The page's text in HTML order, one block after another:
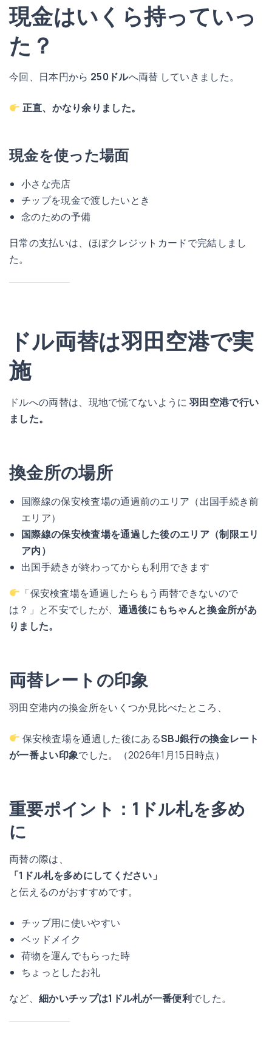
現金はいくら持っていっ
た？
今回、日本円から 250ドルへ両替 していきました。
正直、かなり余りました。
現金を使った場面
小さな売店
チップを現金で渡したいとき
念のための予備
日常の支払いは、ほぼクレジットカードで完結しまし
た。
ドル両替は羽田空港で実
施
ドルへの両替は、現地で慌てないように羽田空港で行い
ました。
換金所の場所
国際線の保安検査場の通過前のエリア（出国手続き前
エリア）
国際線の保安検査場を通過した後のエリア（制限エリ
ア内）
出国手続きが終わってからも利用できます
「保安検査場を通過したらもう両替できないので
は？」と不安でしたが、 通過後にもちゃんと換金所があ
りました。
両替レートの印象
羽田空港内の換金所をいくつか見比べたところ、
保安検査場を通過した後にあるSBJ銀行の換金レート
が一番よい印象でした。（2026年1月15日時点）
重要ポイント：1ドル札を多め
に
両替の際は、
「1ドル札を多めにしてください」
と伝えるのがおすすめです。
チップ用に使いやすい
ベッドメイク
荷物を運んでもらった時
ちょっとしたお礼
など、 細かいチップは1ドル札が一番便利でした。